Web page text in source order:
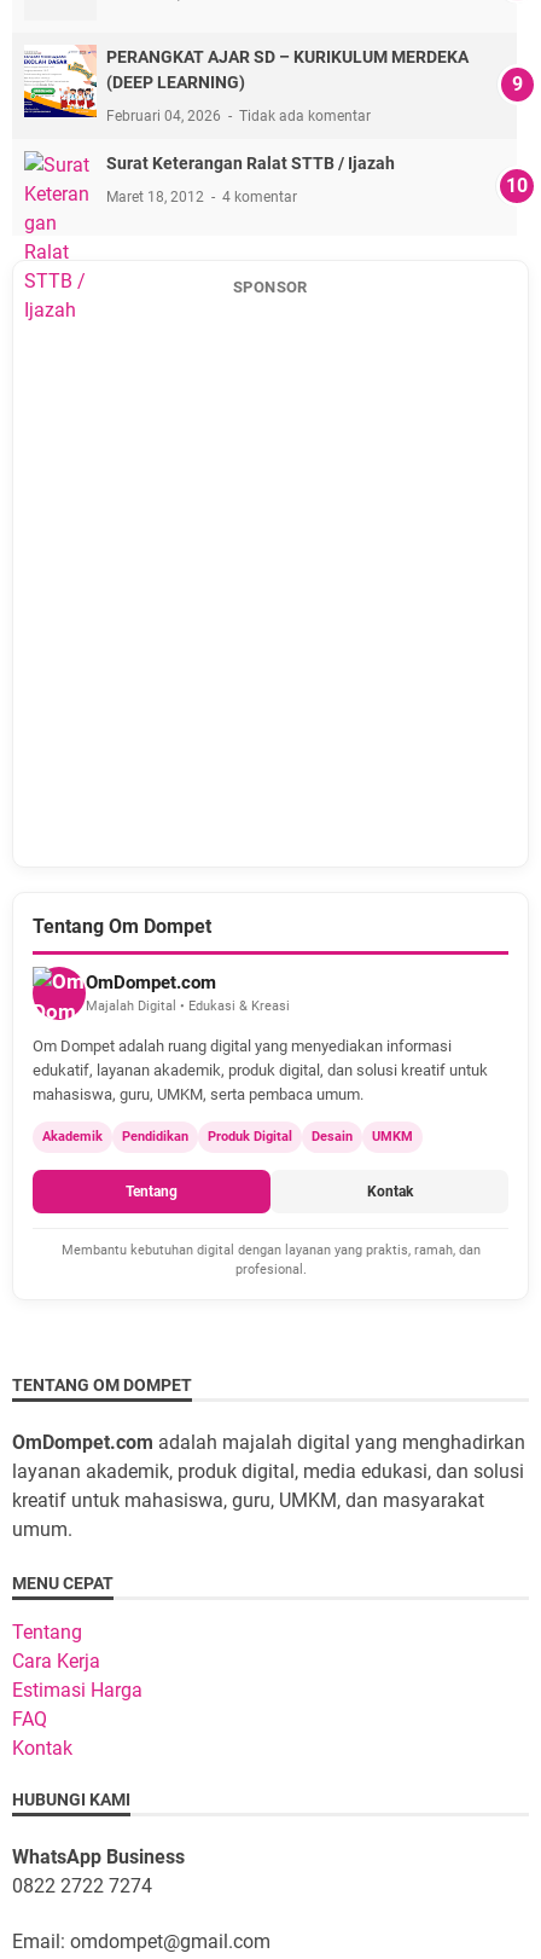
PERANGKAT AJAR SD – KURIKULUM MERDEKA
(DEEP LEARNING)
Februari 04, 2026 Tidak ada komentar
Surat Keterangan Ralat STTB / Ijazah
Maret 18, 2012 4 komentar
SPONSOR
Tentang Om Dompet
OmDompet.com
Majalah Digital • Edukasi & Kreasi
Om Dompet adalah ruang digital yang menyediakan informasi
edukatif, layanan akademik, produk digital, dan solusi kreatif untuk
mahasiswa, guru, UMKM, serta pembaca umum.
Akademik Pendidikan Produk Digital Desain UMKM
Tentang Kontak
Membantu kebutuhan digital dengan layanan yang praktis, ramah, dan
profesional.
TENTANG OM DOMPET
OmDompet.com adalah majalah digital yang menghadirkan
layanan akademik, produk digital, media edukasi, dan solusi
kreatif untuk mahasiswa, guru, UMKM, dan masyarakat
umum.
MENU CEPAT
Tentang
Cara Kerja
Estimasi Harga
FAQ
Kontak
HUBUNGI KAMI
WhatsApp Business
0822 2722 7274
Email: omdompet@gmail.com